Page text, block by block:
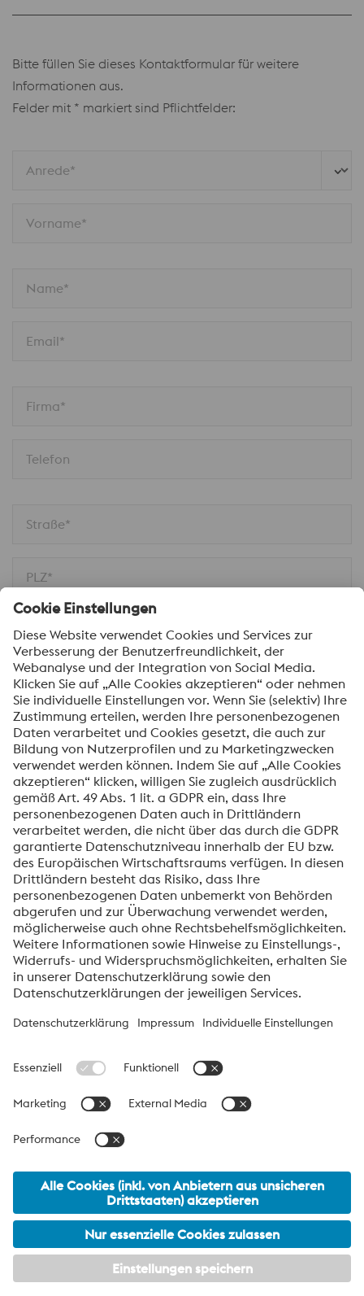
Bitte füllen Sie dieses Kontaktformular für weitere
Informationen aus.
Felder mit * markiert sind Pflichtfelder:
Anrede*
Vorname*
Name*
Email*
Firma*
Telefon
Straße*
PLZ*
Stadt*
Nachricht*
Ich möchte über Neuigkeiten automatisch
informiert werden.
Senden
Anti-Roboter-Verifizierung
Hier klicken
Friendly Captcha ⇗
GmbH
eine deutsche Vertriebsgesellschaft der High Performance Metals
Division des voestalpine-Konzerns. Diese Division konzentriert sich
auf technologisch anspruchsvolle Produktsegmente und ist
weltweit Marktführer für Werkzeugstähle und Sonderwerkstoffe.
voestalpine Group Navigation
Footer Navigation
© 2026 voestalpine High Performance Metals Deutschland
GmbH
hpm-deutschland@voestalpine.com
Rechtliche Hinweise / Impressum
AGB